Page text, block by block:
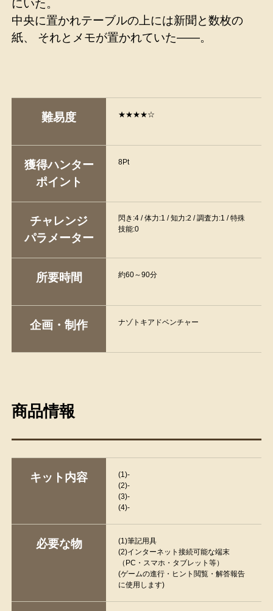
にいた。
中央に置かれテーブルの上には新聞と数枚の
紙、 それとメモが置かれていた――。
難易度 ★★★★☆
獲得ハンター
ポイント
8Pt
チャレンジ
パラメーター
閃き:4 / 体力:1 / 知力:2 / 調査力:1 / 特殊
技能:0
所要時間 約60～90分
企画・制作 ナゾトキアドベンチャー
商品情報
キット内容
(1)-
(2)-
(3)-
(4)-
必要な物
(1)筆記用具
(2)インターネット接続可能な端末
（PC・スマホ・タブレット等）
(ゲームの進行・ヒント閲覧・解答報告
に使用します)